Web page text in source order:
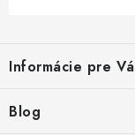
p
ä
Informácie pre
Kontakt
Blog